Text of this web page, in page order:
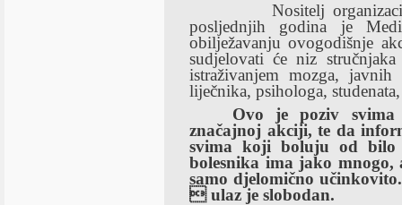
Nositelj
posljednjih godina je
obilježavanju ovogodišnje
sudjelovati će niz
istraživanjem mozga, javnih
liječnika, psihologa,
Ovo je poziv
značajnoj akciji, te da
svima koji boluju od bilo
bolesnika ima jako mnogo,
samo djelomično učinkovito
 ulaz je slobodan.